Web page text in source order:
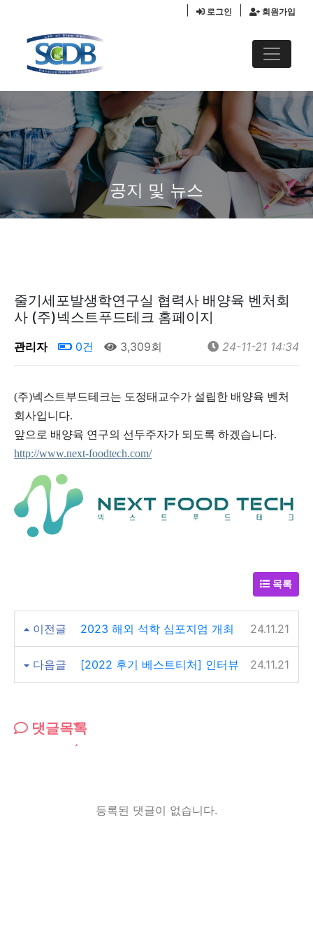
회원가입
로그인
공지 및 뉴스
줄기세포발생학연구실 협력사 배양육 벤처회
사 (주)넥스트푸드테크 홈페이지
관리자 0건 3,309회 24-11-21 14:34
(주)넥스트부드테크는 도정태교수가 설립한 배양육 벤처
회사입니다.
앞으로 배양육 연구의 선두주자가 되도록 하겠습니다.
http://www.next-foodtech.com/
목록
이전글 2023 해외 석학 심포지엄 개최 24.11.21
다음글 [2022 후기 베스트티처] 인터뷰 24.11.21
댓글목록
등록된 댓글이 없습니다.